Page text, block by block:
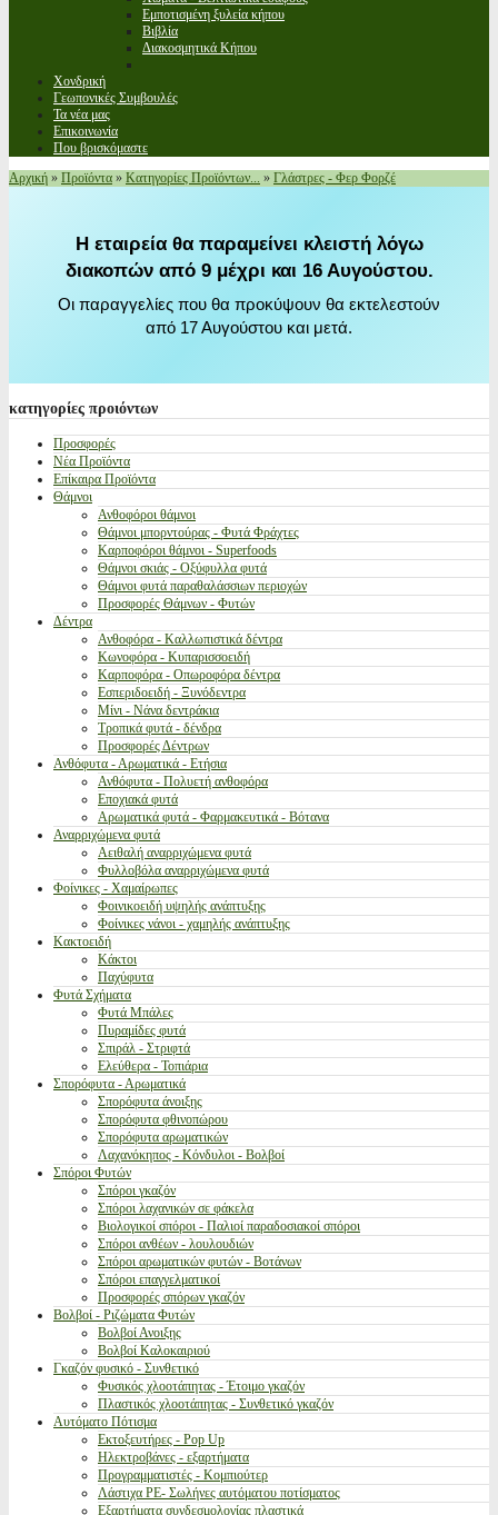
Εμποτισμένη ξυλεία κήπου
Βιβλία
Διακοσμητικά Κήπου
Χονδρική
Γεωπονικές Συμβουλές
Τα νέα μας
Επικοινωνία
Που βρισκόμαστε
Αρχική » Προϊόντα » Κατηγορίες Προϊόντων... » Γλάστρες - Φερ Φορζέ
Η εταιρεία θα παραμείνει κλειστή λόγω
διακοπών από 9 μέχρι και 16 Αυγούστου.
Οι παραγγελίες που θα προκύψουν θα εκτελεστούν
από 17 Αυγούστου και μετά.
κατηγορίες προιόντων
Προσφορές
Νέα Προϊόντα
Επίκαιρα Προϊόντα
Θάμνοι
Ανθοφόροι θάμνοι
Θάμνοι μπορντούρας - Φυτά Φράχτες
Καρποφόροι θάμνοι - Superfoods
Θάμνοι σκιάς - Οξύφυλλα φυτά
Θάμνοι φυτά παραθαλάσσιων περιοχών
Προσφορές Θάμνων - Φυτών
Δέντρα
Ανθοφόρα - Καλλωπιστικά δέντρα
Κωνοφόρα - Κυπαρισσοειδή
Καρποφόρα - Οπωροφόρα δέντρα
Εσπεριδοειδή - Ξυνόδεντρα
Μίνι - Νάνα δεντράκια
Τροπικά φυτά - δένδρα
Προσφορές Δέντρων
Ανθόφυτα - Αρωματικά - Ετήσια
Ανθόφυτα - Πολυετή ανθοφόρα
Εποχιακά φυτά
Αρωματικά φυτά - Φαρμακευτικά - Βότανα
Αναρριχώμενα φυτά
Αειθαλή αναρριχώμενα φυτά
Φυλλοβόλα αναρριχώμενα φυτά
Φοίνικες - Χαμαίρωπες
Φοινικοειδή υψηλής ανάπτυξης
Φοίνικες νάνοι - χαμηλής ανάπτυξης
Κακτοειδή
Κάκτοι
Παχύφυτα
Φυτά Σχήματα
Φυτά Μπάλες
Πυραμίδες φυτά
Σπιράλ - Στριφτά
Ελεύθερα - Τοπιάρια
Σπορόφυτα - Αρωματικά
Σπορόφυτα άνοιξης
Σπορόφυτα φθινοπώρου
Σπορόφυτα αρωματικών
Λαχανόκηπος - Κόνδυλοι - Βολβοί
Σπόροι Φυτών
Σπόροι γκαζόν
Σπόροι λαχανικών σε φάκελα
Βιολογικοί σπόροι - Παλιοί παραδοσιακοί σπόροι
Σπόροι ανθέων - λουλουδιών
Σπόροι αρωματικών φυτών - Βοτάνων
Σπόροι επαγγελματικοί
Προσφορές σπόρων γκαζόν
Βολβοί - Ριζώματα Φυτών
Βολβοί Ανοιξης
Βολβοί Καλοκαιριού
Γκαζόν φυσικό - Συνθετικό
Φυσικός χλοοτάπητας - Έτοιμο γκαζόν
Πλαστικός χλοοτάπητας - Συνθετικό γκαζόν
Αυτόματο Πότισμα
Εκτοξευτήρες - Pop Up
Ηλεκτροβάνες - εξαρτήματα
Προγραμματιστές - Κομπιούτερ
Λάστιχα PE- Σωλήνες αυτόματου ποτίσματος
Εξαρτήματα συνδεσμολογίας πλαστικά